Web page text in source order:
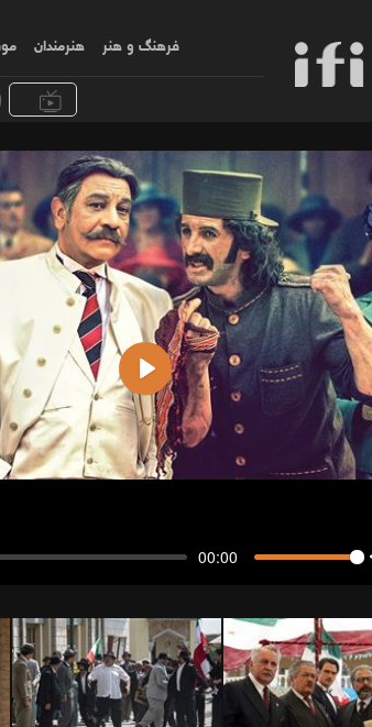
فرهنگ و هنر هنرمندان
00:00
Play